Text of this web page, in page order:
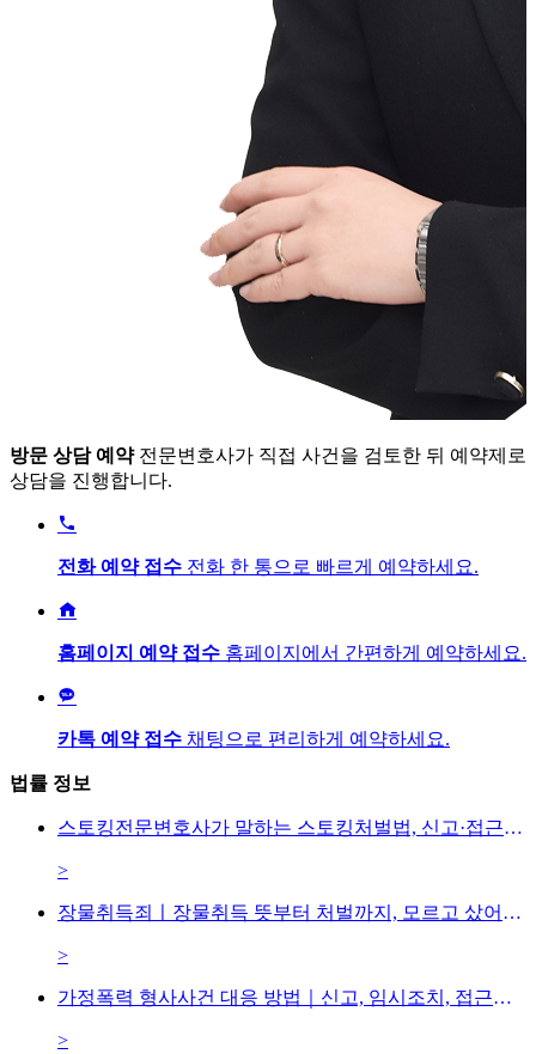
방문 상담 예약 전문변호사가 직접 사건을 검토한 뒤 예약제로
상담을 진행합니다.

전화 예약 접수 전화 한 통으로 빠르게 예약하세요.

홈페이지 예약 접수 홈페이지에서 간편하게 예약하세요.

카톡 예약 접수 채팅으로 편리하게 예약하세요.
법률 정보
스토킹전문변호사가 말하는 스토킹처벌법, 신고·접근금지·잠정조치 대응방법은
>
장물취득죄ㅣ장물취득 뜻부터 처벌까지, 모르고 샀어도 처벌될까?
>
가정폭력 형사사건 대응 방법｜신고, 임시조치, 접근금지, 형사처벌까지
>